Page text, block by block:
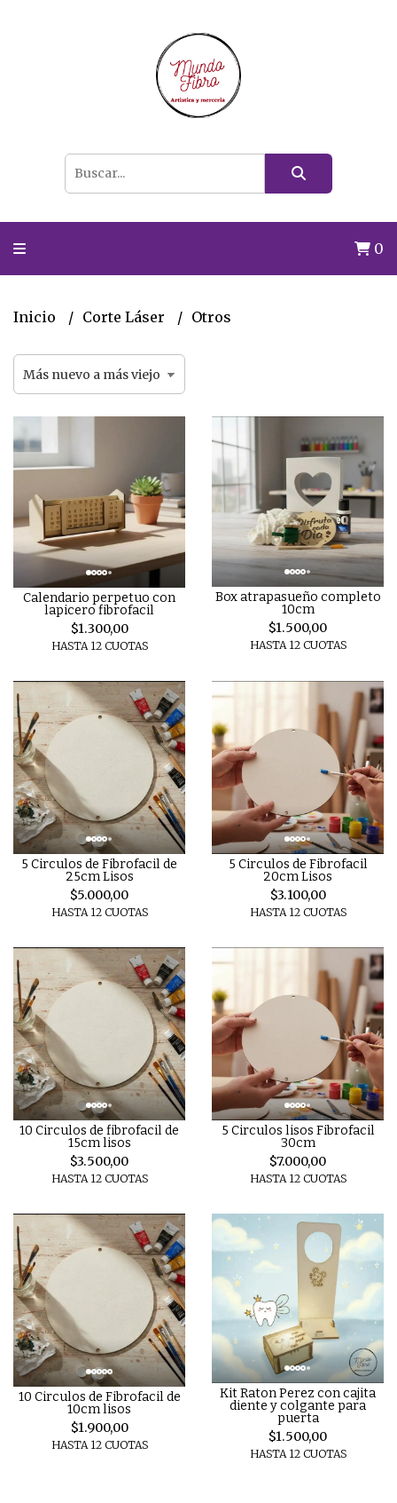
0
Inicio Corte Láser Otros
Calendario perpetuo con
lapicero fibrofacil
$1.300,00
HASTA 12 CUOTAS
Box atrapasueño completo
10cm
$1.500,00
HASTA 12 CUOTAS
5 Circulos de Fibrofacil de
25cm Lisos
$5.000,00
HASTA 12 CUOTAS
5 Circulos de Fibrofacil
20cm Lisos
$3.100,00
HASTA 12 CUOTAS
10 Circulos de fibrofacil de
15cm lisos
$3.500,00
HASTA 12 CUOTAS
5 Circulos lisos Fibrofacil
30cm
$7.000,00
HASTA 12 CUOTAS
10 Circulos de Fibrofacil de
10cm lisos
$1.900,00
HASTA 12 CUOTAS
Kit Raton Perez con cajita
diente y colgante para
puerta
$1.500,00
HASTA 12 CUOTAS